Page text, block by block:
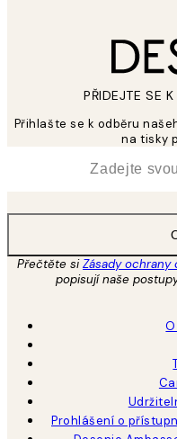
PŘIDEJTE SE
Přihlašte se k odběru
na tisky
Přečtěte siZásady ochrany
popisují naše
Prohlášení o